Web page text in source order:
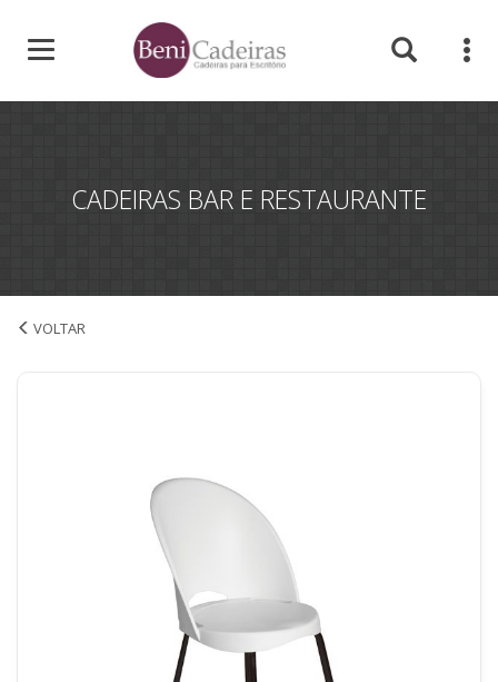
CADEIRAS BAR E RESTAURANTE
Cadeiras Bar e Restaurante